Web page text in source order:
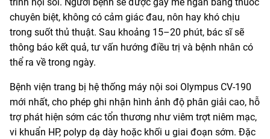
trình nội soi. Người bệnh sẽ được gây mê ngắn bằng thuốc
chuyên biệt, không có cảm giác đau, nôn hay khó chịu
trong suốt thủ thuật. Sau khoảng 15–20 phút, bác sĩ sẽ
thông báo kết quả, tư vấn hướng điều trị và bệnh nhân có
thể ra về trong ngày.
Bệnh viện trang bị hệ thống máy nội soi Olympus CV-190
mới nhất, cho phép ghi nhận hình ảnh độ phân giải cao, hỗ
trợ phát hiện sớm các tổn thương như viêm trợt niêm mạc,
vi khuẩn HP, polyp dạ dày hoặc khối u giai đoạn sớm. Đặc